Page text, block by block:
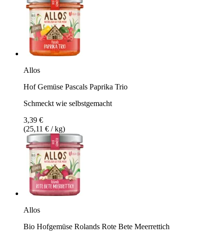
Allos
Hof Gemüse Pascals Paprika Trio
Schmeckt wie selbstgemacht
3,39 €
(25,11 € / kg)
Allos
Bio Hofgemüse Rolands Rote Bete Meerrettich